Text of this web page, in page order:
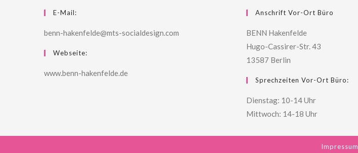
E-Mail:
benn-hakenfelde@mts-socialdesign.com
Webseite:
www.benn-hakenfelde.de
Anschrift Vor-Ort Büro
BENN Hakenfelde
Hugo-Cassirer-Str. 43
13587 Berlin
Sprechzeiten Vor-Ort Büro:
Dienstag: 10-14 Uhr
Mittwoch: 14-18 Uhr
Impressum